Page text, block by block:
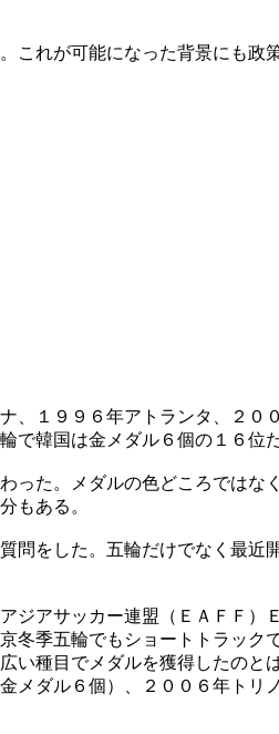
これが可能になった背景にも政
、１９９６年アトランタ、２０
で韓国は金メダル６個の１６位だ
った。メダルの色どころではな
もある。
問をした。五輪だけでなく最近
ジアサッカー連盟（ＥＡＦＦ）
冬季五輪でもショートトラック
い種目でメダルを獲得したのと
ダル６個）、２００６年トリ